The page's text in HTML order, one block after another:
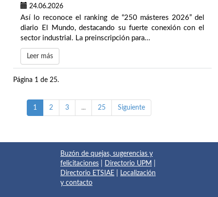
24.06.2026
Así lo reconoce el ranking de “250 másteres 2026” del
diario El Mundo, destacando su fuerte conexión con el
sector industrial. La preinscripción para...
Leer más
Página 1 de 25.
1 2 3 ... 25 Siguiente
Buzón de quejas, sugerencias y
felicitaciones
Directorio UPM
Directorio ETSIAE
Localización
y contacto